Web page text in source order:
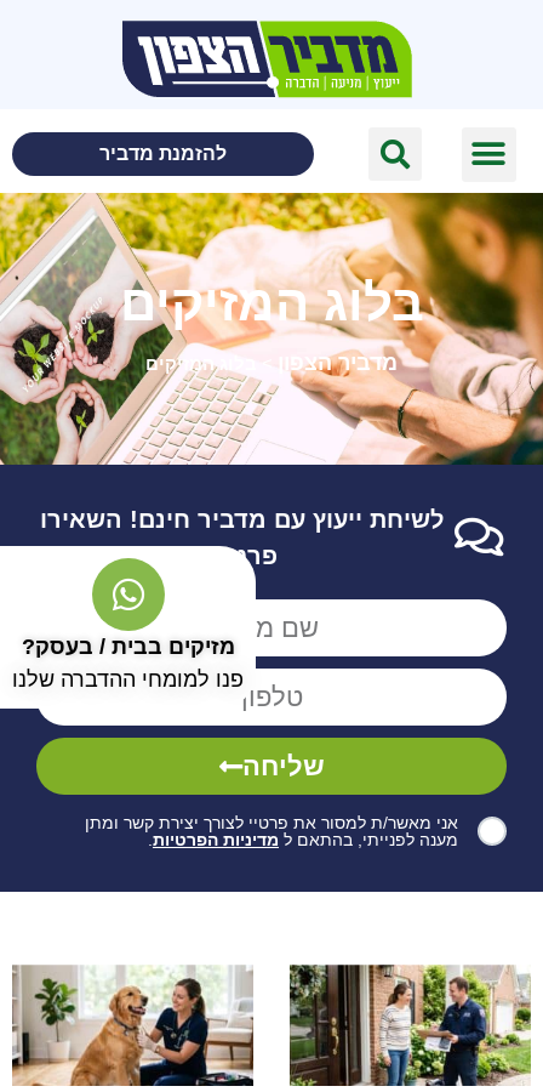
להזמנת מדביר
בלוג המזיקים
מדביר הצפון בלוג המזיקים
לשיחת ייעוץ עם מדביר חינם! השאירו
פרטים
אני מאשר/ת למסור את פרטיי לצורך יצירת קשר ומתן
מענה לפנייתי, בהתאם ל מדיניות הפרטיות
שליחה
מזיקים בבית / בעסק?
פנו למומחי ההדברה שלנו